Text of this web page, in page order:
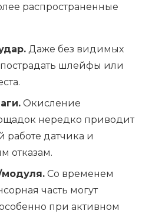
распространенные
Даже без видимых
шлейфы или
Окисление
нередко приводит
работе датчика и
отказам.
модуля. Со временем
часть могут
особенно при активном